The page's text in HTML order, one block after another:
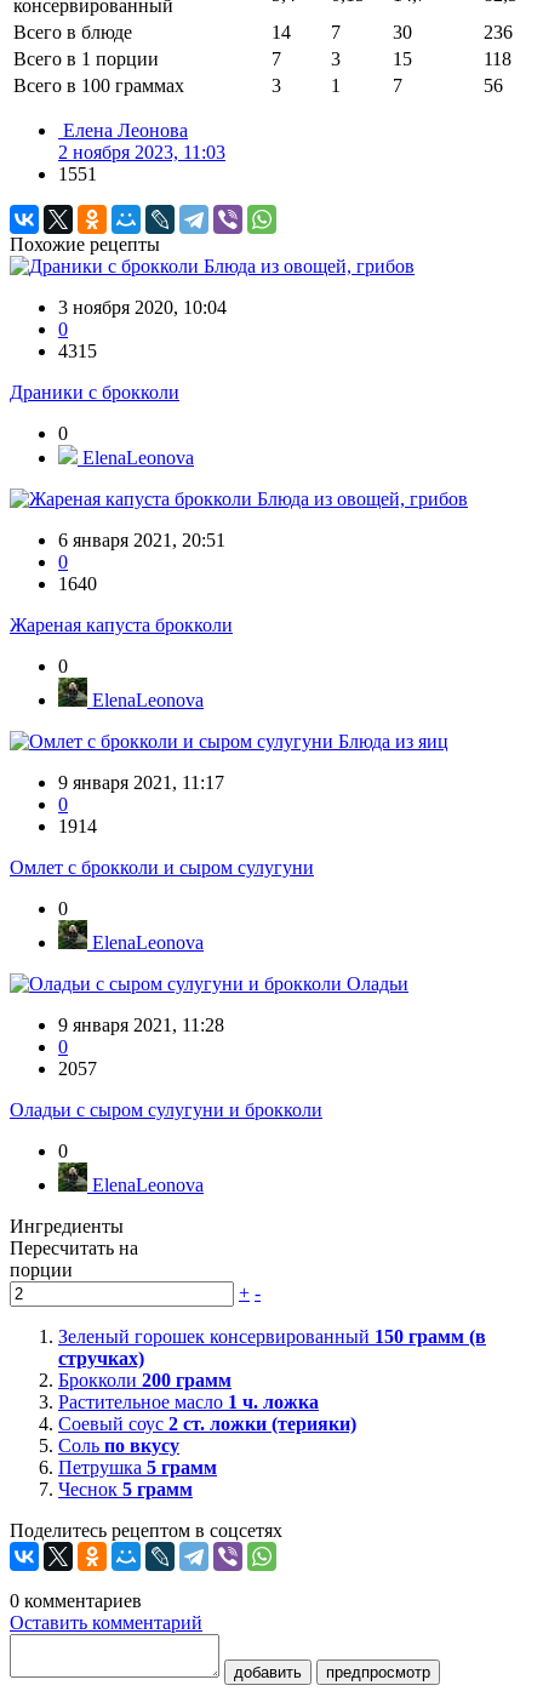
консервированный
Всего в блюде
14 7 30
236
Всего в 1 порции
7 3 15
118
Всего в 100 граммах
3 1 7 56
Елена Леонова
2 ноября 2023, 11:03
1551
Похожие рецепты
Блюда из овощей, грибов
3 ноября 2020, 10:04
0
4315
Драники с брокколи
0
ElenaLeonova
Блюда из овощей, грибов
6 января 2021, 20:51
0
1640
Жареная капуста брокколи
0
ElenaLeonova
Блюда из яиц
9 января 2021, 11:17
0
1914
Омлет с брокколи и сыром сулугуни
0
ElenaLeonova
Оладьи
9 января 2021, 11:28
0
2057
Оладьи с сыром сулугуни и брокколи
0
ElenaLeonova
Ингредиенты
Пересчитать на
порции
+ -
Зеленый горошек консервированный 150 грамм (в
стручках)
Брокколи 200 грамм
Растительное масло 1 ч. ложка
Соевый соус 2 ст. ложки (терияки)
Соль по вкусу
Петрушка 5 грамм
Чеснок 5 грамм
Поделитесь рецептом в соцсетях
0 комментариев
Оставить комментарий
добавить предпросмотр